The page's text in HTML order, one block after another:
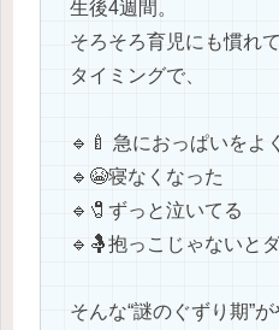
生後4週間。
そろそろ育児にも慣れ
タイミングで、
🔹🍼 急におっぱいをよ
🔹😭寝なくなった
🔹🧷ずっと泣いてる
🔹🤱抱っこじゃないと
そんな“謎のぐずり期”